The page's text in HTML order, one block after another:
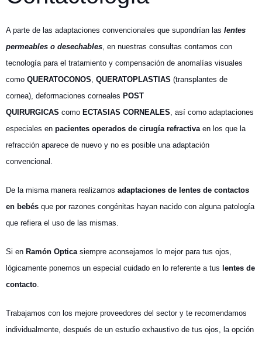
A parte de las adaptaciones convencionales que supondrían las lentes
permeables o desechables, en nuestras consultas contamos con
tecnología para el tratamiento y compensación de anomalías visuales
como QUERATOCONOS, QUERATOPLASTIAS (transplantes de
cornea), deformaciones corneales POST
QUIRURGICAS como ECTASIAS CORNEALES, así como adaptaciones
especiales en pacientes operados de cirugía refractivaen los que la
refracción aparece de nuevo y no es posible una adaptación
convencional.
De la misma manera realizamos adaptaciones de lentes de contactos
en bebés que por razones congénitas hayan nacido con alguna patología
que refiera el uso de las mismas.
Si en Ramón Optica siempre aconsejamos lo mejor para tus ojos,
lógicamente ponemos un especial cuidado en lo referente a tus lentes de
contacto
Trabajamos con los mejore proveedores del sector y te recomendamos
individualmente, después de un estudio exhaustivo de tus ojos, la opción